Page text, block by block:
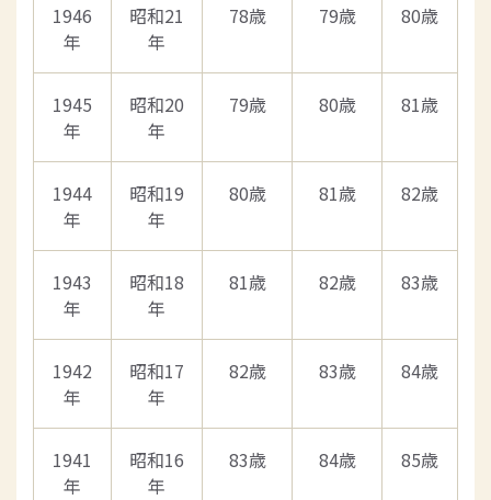
1946
年
昭和21
年
78歳 79歳 80歳
1945
年
昭和20
年
79歳 80歳 81歳
1944
年
昭和19
年
80歳 81歳 82歳
1943
年
昭和18
年
81歳 82歳 83歳
1942
年
昭和17
年
82歳 83歳 84歳
1941
年
昭和16
年
83歳 84歳 85歳